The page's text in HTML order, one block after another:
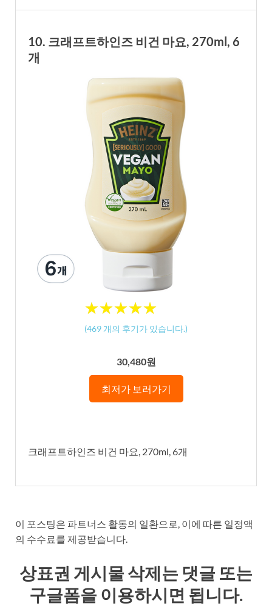
10. 크래프트하인즈 비건 마요, 270ml, 6
개
★★★★★
★★★★★
(469 개의 후기가 있습니다.)
30,480원
최저가 보러가기
크래프트하인즈 비건 마요, 270ml, 6개
이 포스팅은 파트너스 활동의 일환으로, 이에 따른 일정액
의 수수료를 제공받습니다.
상표권 게시물 삭제는 댓글 또는
구글폼을 이용하시면 됩니다.